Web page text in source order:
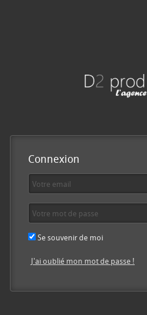
Connexion
Se souvenir de moi
J'ai oublié mon mot de passe !